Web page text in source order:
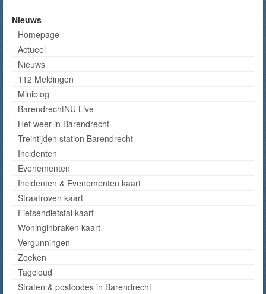
Nieuws
Homepage
Actueel
Nieuws
112 Meldingen
Miniblog
BarendrechtNU Live
Het weer in Barendrecht
Treintijden station Barendrecht
Incidenten
Evenementen
Incidenten & Evenementen kaart
Straatroven kaart
Fietsendiefstal kaart
Woninginbraken kaart
Vergunningen
Zoeken
Tagcloud
Straten & postcodes in Barendrecht